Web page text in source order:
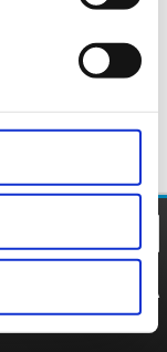
POLITYKA